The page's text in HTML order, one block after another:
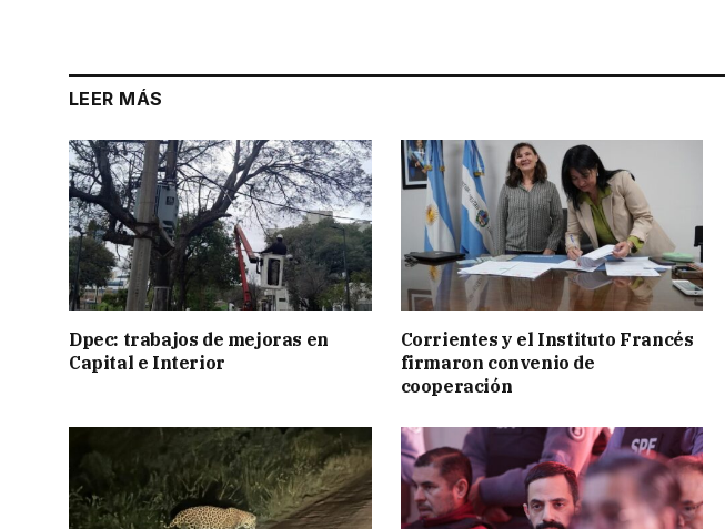
LEER MÁS
Dpec: trabajos de mejoras en
Capital e Interior
Corrientes y el Instituto Francés
firmaron convenio de
cooperación